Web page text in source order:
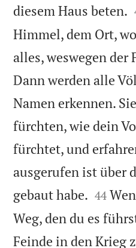
diesem Haus beten.
Himmel, dem Ort,
alles, weswegen
Dann werden alle
Namen erkennen.
fürchten, wie dein
fürchtet, und
ausgerufen ist über
gebaut habe. 

44
Weg, den du es
Feinde in den Krieg